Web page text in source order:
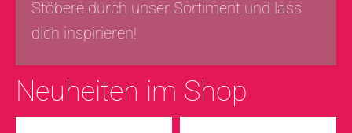
Stöbere durch unser Sortiment und lass
dich inspirieren!
Neuheiten im Shop